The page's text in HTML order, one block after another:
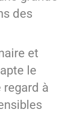
des
et
le
regard à